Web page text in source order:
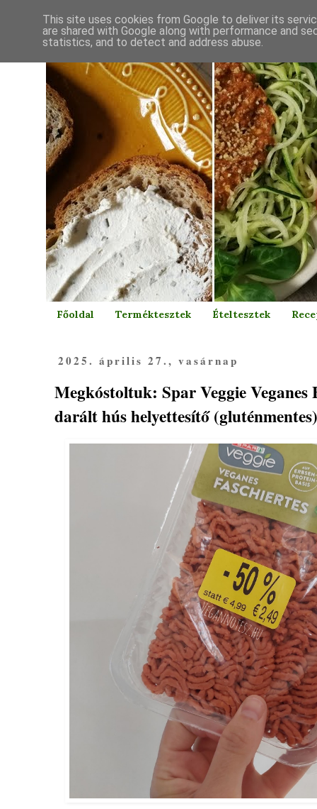
Főoldal Terméktesztek Ételtesztek
2025. április 27., vasárnap
Megkóstoltuk: Spar Veggie Veganes
darált hús helyettesítő (gluténmentes)
This site uses cookies from Google to deliver its
are shared with Google along with performance and
statistics, and to detect and address abuse.